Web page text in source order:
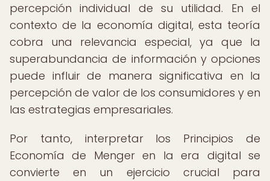
percepción individual de su utilidad. En el
contexto de la economía digital, esta teoría
cobra una relevancia especial, ya que la
superabundancia de información y opciones
puede influir de manera significativa en la
percepción de valor de los consumidores y en
las estrategias empresariales.
Por tanto, interpretar los Principios de
Economía de Menger en la era digital se
convierte en un ejercicio crucial para